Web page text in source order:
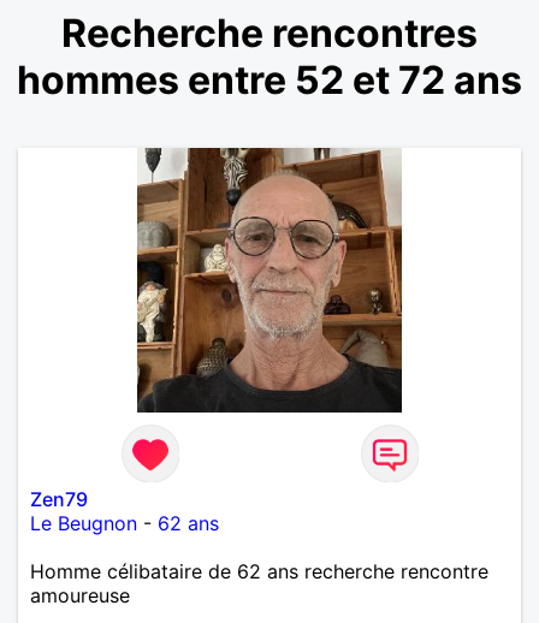
Recherche rencontres
hommes entre 52 et 72 ans
Zen79
Le Beugnon - 62 ans
Homme célibataire de 62 ans recherche rencontre
amoureuse